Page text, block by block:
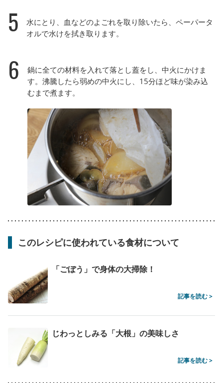
5
水にとり、血などのよごれを取り除いたら、ペーパータ
オルで水けを拭き取ります。
6
鍋に全ての材料を入れて落とし蓋をし、中火にかけま
す。沸騰したら弱めの中火にし、15分ほど味が染み込
むまで煮ます。
このレシピに使われている食材について
「ごぼう」で身体の大掃除！
記事を読む >
じわっとしみる「大根」の美味しさ
記事を読む >